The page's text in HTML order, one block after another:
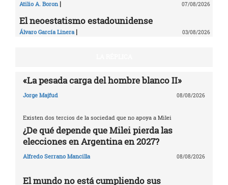
Atilio A. Boron | 07/08/2026
El neoestatismo estadounidense
Álvaro García Linera | 03/08/2026
«La pesada carga del hombre blanco II»
Jorge Majfud 08/08/2026
Existen dos tercios de la sociedad que no apoya a Milei
¿De qué depende que Milei pierda las
elecciones en Argentina en 2027?
Alfredo Serrano Mancilla 08/08/2026
El mundo no está cumpliendo sus